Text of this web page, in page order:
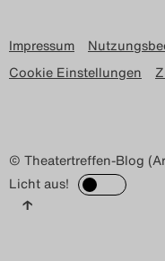
Impressum
Cookie Einstellungen
© Theatertreffen-Blog
Licht aus!
↑